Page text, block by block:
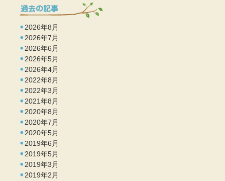
2026年8月
2026年7月
2026年6月
2026年5月
2026年4月
2022年8月
2022年3月
2021年8月
2020年8月
2020年7月
2020年5月
2019年6月
2019年5月
2019年3月
2019年2月